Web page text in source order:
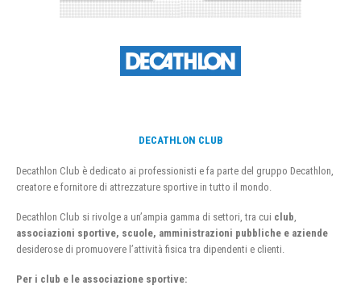
DECATHLON CLUB
Decathlon Club è dedicato ai professionisti e fa parte del gruppo Decathlon,
creatore e fornitore di attrezzature sportive in tutto il mondo.
Decathlon Club si rivolge a un’ampia gamma di settori, tra cui club
associazioni sportive, scuole, amministrazioni pubbliche e aziende
desiderose di promuovere l’attività fisica tra dipendenti e clienti.
Per i club e le associazione sportive: